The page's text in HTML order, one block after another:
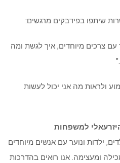
שיתפו בפידבקים מרגשים:
צרכים מיוחדים, איך לגשת ומה
ולראות מה אני יכול לעשות
למשפחות
ילדות ונוער עם אנשים מיוחדים
ומעצימה. אנו רואים בהדרכות